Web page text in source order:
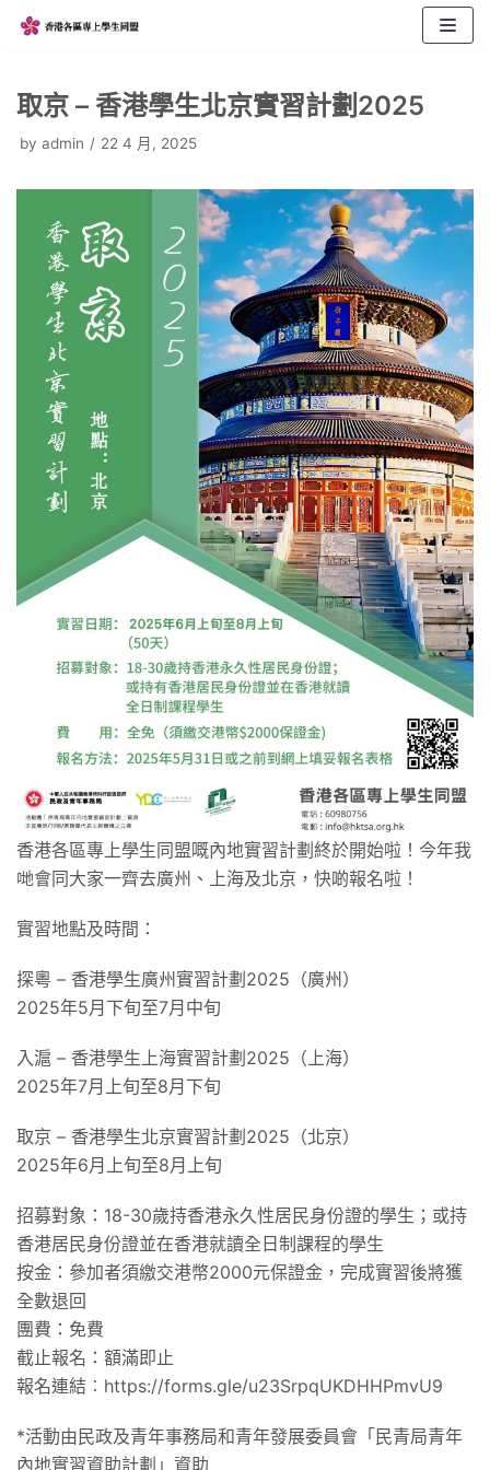
Skip
取京 – 香港學生北京實習計劃2025
by admin 22 4 月, 2025
香港各區專上學生同盟嘅內地實習計劃終於開始啦！今年我
哋會同大家一齊去廣州、上海及北京，快啲報名啦！
實習地點及時間：
探粵 – 香港學生廣州實習計劃2025（廣州）
2025年5月下旬至7月中旬
入滬 – 香港學生上海實習計劃2025（上海）
2025年7月上旬至8月下旬
取京 – 香港學生北京實習計劃2025（北京）
2025年6月上旬至8月上旬
招募對象：18-30歲持香港永久性居民身份證的學生；或持
香港居民身份證並在香港就讀全日制課程的學生
按金：參加者須繳交港幣2000元保證金，完成實習後將獲
全數退回
團費：免費
截止報名：額滿即止
報名連結︰https://forms.gle/u23SrpqUKDHHPmvU9
*活動由民政及青年事務局和青年發展委員會「民青局青年
內地實習資助計劃」資助